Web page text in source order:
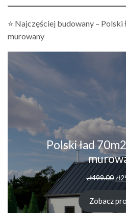
⭐ Najczęściej budowany –
murowany
Polski ład
zł499.00zł
Zobacz